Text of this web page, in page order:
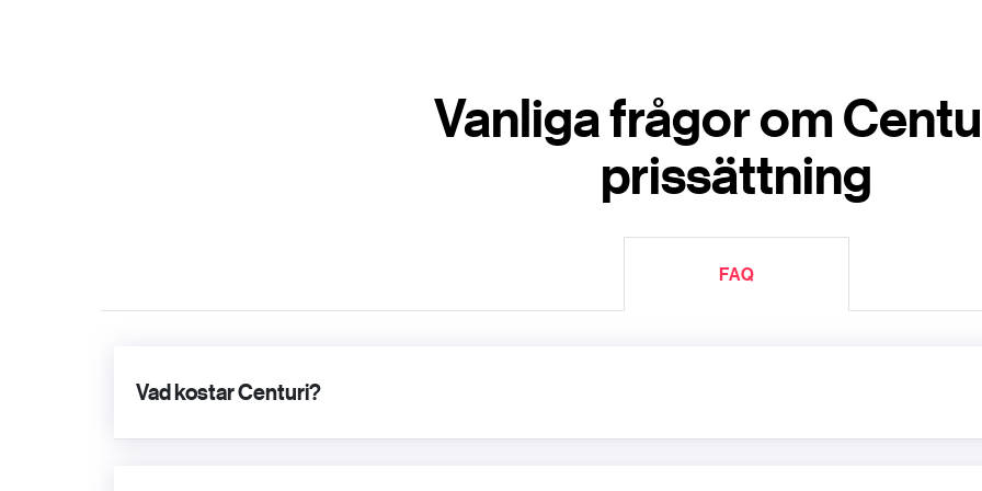
Vanliga frågor om
prissättning
FAQ
Vad kostar Centuri?